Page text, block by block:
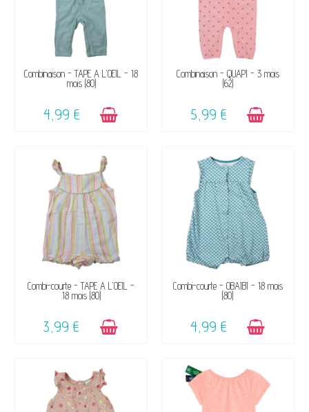
DISPONIBLE
Combinaison - TAPE A L'OEIL - 18
mois (80)
4,99 €
DISPONIBLE
Combinaison - QUAPI - 3 mois
(62)
5,99 €
DISPONIBLE
Combi-courte - TAPE A L'OEIL -
18 mois (80)
3,99 €
DISPONIBLE
Combi-courte - OBAÏBI - 18 mois
(80)
4,99 €